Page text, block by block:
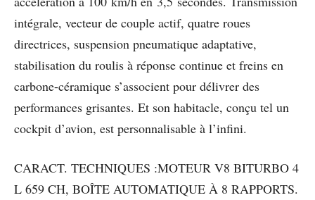
intégrale, vecteur de couple actif, quatre roues
directrices, suspension pneumatique adaptative,
stabilisation du roulis à réponse continue et freins en
carbone-céramique s’associent pour délivrer des
performances grisantes. Et son habitacle, conçu tel un
cockpit d’avion, est personnalisable à l’infini.
CARACT. TECHNIQUES :MOTEUR V8 BITURBO 4
L 659 CH, BOÎTE AUTOMATIQUE À 8 RAPPORTS.